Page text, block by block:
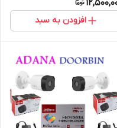
افزودن به سبد